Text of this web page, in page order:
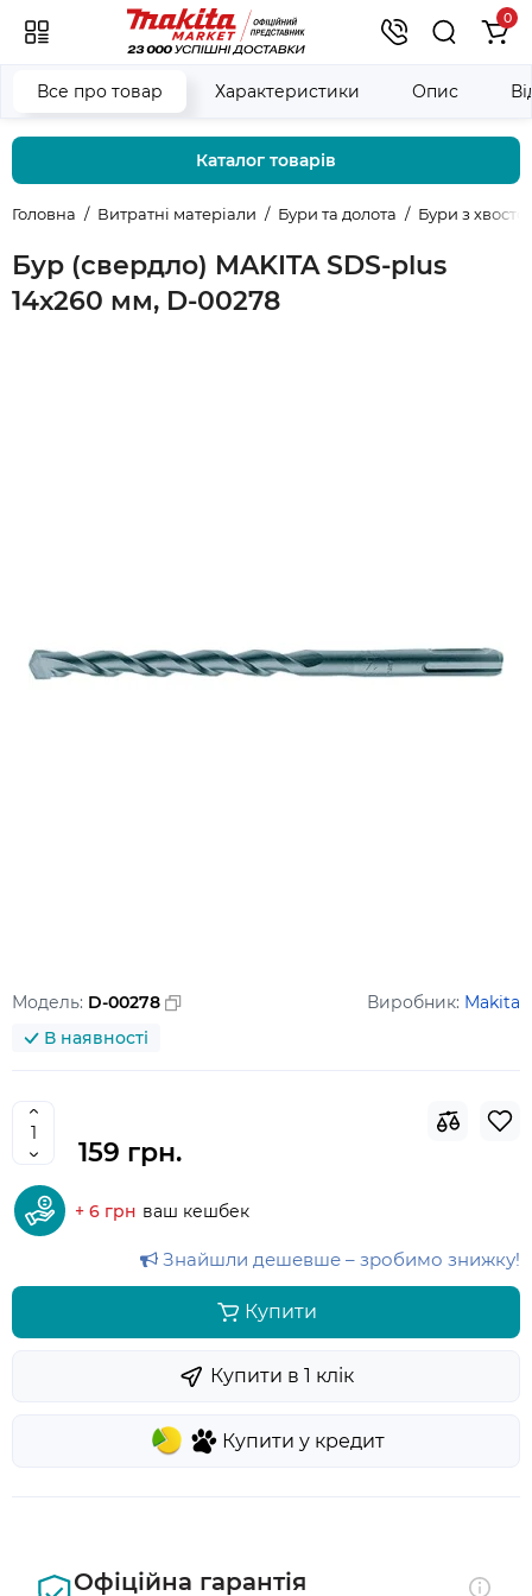
0
Каталог товарів
Головна Витратні матеріали Бури та долота Бури з
Бур (свердло) MAKITA SDS-plus
14х260 мм, D-00278
Все про товар Характеристики Опис
Модель: D-00278 Виробник: Makita
В наявності
159 грн.
+ 6 грн ваш кешбек
Знайшли дешевше – зробимо знижку!
Купити
Купити у кредит
Купити в 1 клiк
Офіційна гарантія